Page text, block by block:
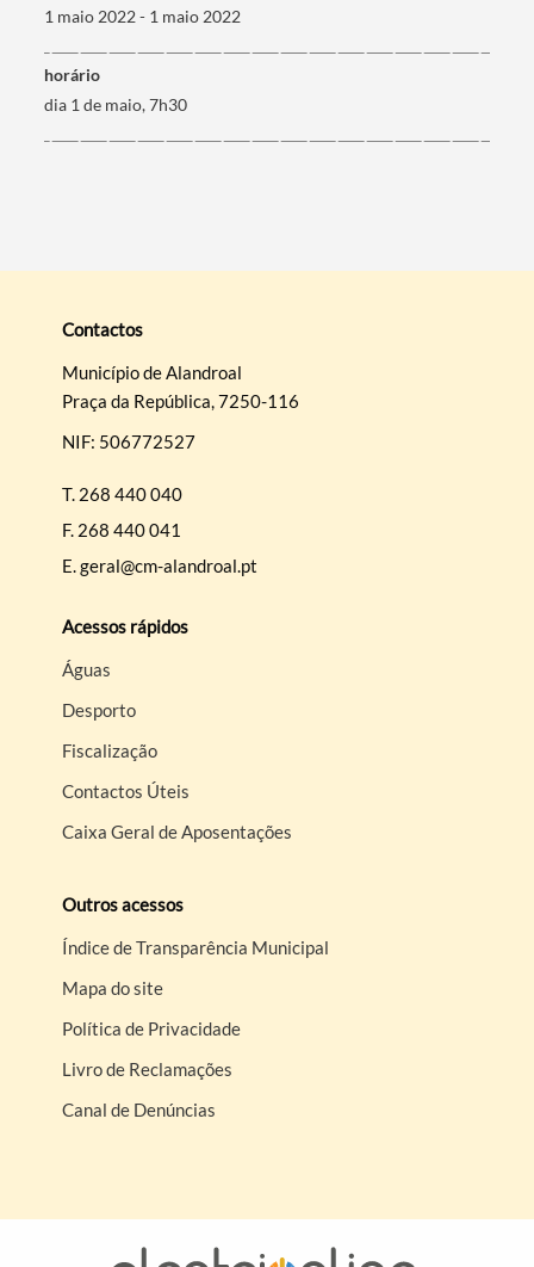
Categorias gerais
1 maio 2022 - 1 maio 2022
horário
dia 1 de maio, 7h30
Contactos
Município de Alandroal
Praça da República, 7250-116
NIF: 506772527
T. 268 440 040
F. 268 440 041
E.geral@cm-alandroal.pt
Acessos rápidos
Águas
Desporto
Fiscalização
Contactos Úteis
Caixa Geral de Aposentações
Outros acessos
Índice de Transparência Municipal
Mapa do site
Política de Privacidade
Livro de Reclamações
Canal de Denúncias